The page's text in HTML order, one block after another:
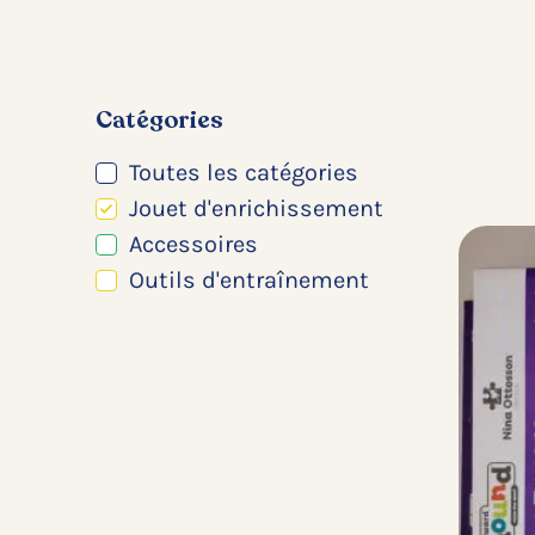
Catégories
Toutes les catégories
Jouet d'enrichissement
Accessoires
Outils d'entraînement